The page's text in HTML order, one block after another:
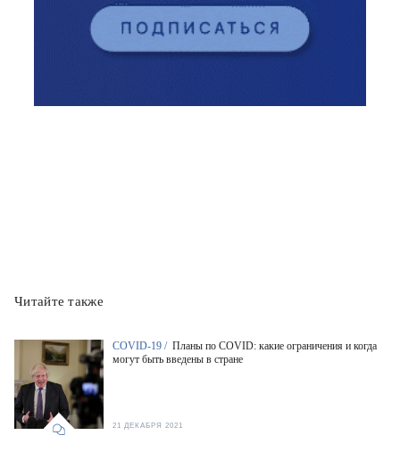
Читайте также
COVID-19 / Планы по COVID: какие ограничения и когда
могут быть введены в стране
21 ДЕКАБРЯ 2021